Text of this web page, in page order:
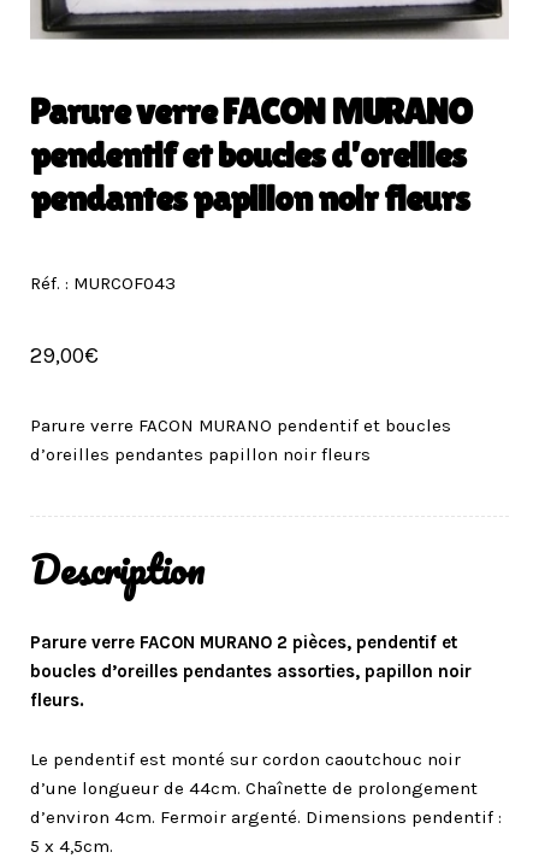
Parure verre FACON MURANO
pendentif et boucles d’oreilles
pendantes papillon noir fleurs
Réf. : MURCOF043
29,00€
Parure verre FACON MURANO pendentif et boucles
d’oreilles pendantes papillon noir fleurs
Description
Parure verre FACON MURANO 2 pièces, pendentif et
boucles d’oreilles pendantes assorties, papillon noir
fleurs.
Le pendentif est monté sur cordon caoutchouc noir
d’une longueur de 44cm. Chaînette de prolongement
d’environ 4cm. Fermoir argenté. Dimensions pendentif :
5 x 4,5cm.